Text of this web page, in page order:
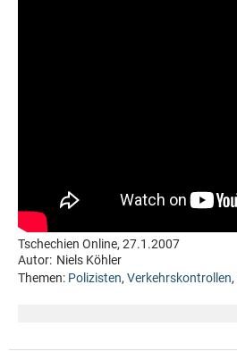
Tschechien Online, 27.1.2007
Autor: Niels Köhler
Themen: Polizisten, Verkehrskontrollen,